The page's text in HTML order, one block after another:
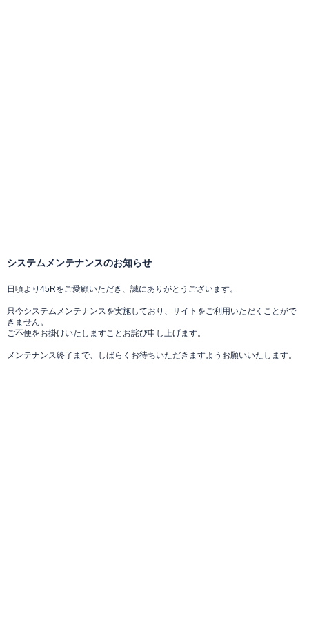
システムメンテナンスのお知らせ
日頃より45Rをご愛顧いただき、誠にありがとうございます。
只今システムメンテナンスを実施しており、サイトをご利用いただくことがで
きません。
ご不便をお掛けいたしますことお詫び申し上げます。
メンテナンス終了まで、しばらくお待ちいただきますようお願いいたします。